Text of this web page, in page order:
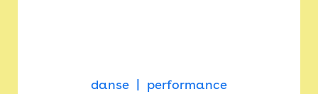
danse performance